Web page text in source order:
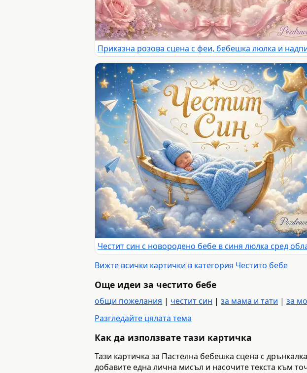
Вижте всички картички в категория Честито бебе
Още идеи за честито бебе
общи пожелания | честит син | за мама и тати | за
Разгледайте цялата тема
Как да използвате тази картичка
Тази картичка за Пастелна бебешка сцена с
добавите една лична мисъл и насочите текста към